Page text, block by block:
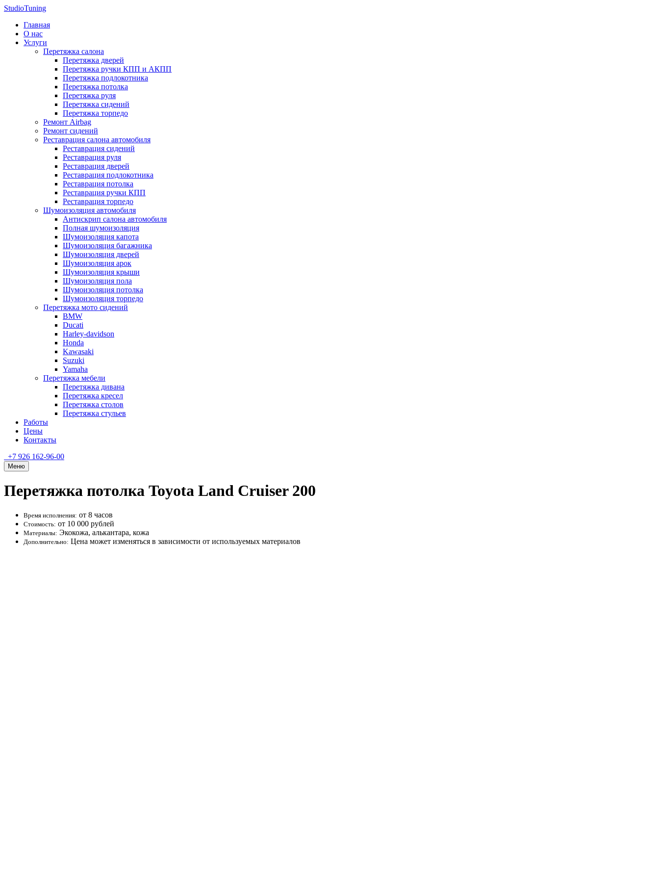
StudioTuning
Главная
О нас
Услуги
Перетяжка салона
Перетяжка дверей
Перетяжка ручки КПП и АКПП
Перетяжка подлокотника
Перетяжка потолка
Перетяжка руля
Перетяжка сидений
Перетяжка торпедо
Ремонт Airbag
Ремонт сидений
Реставрация салона автомобиля
Реставрация сидений
Реставрация руля
Реставрация дверей
Реставрация подлокотника
Реставрация потолка
Реставрация ручки КПП
Реставрация торпедо
Шумоизоляция автомобиля
Антискрип салона автомобиля
Полная шумоизоляция
Шумоизоляция капота
Шумоизоляция багажника
Шумоизоляция дверей
Шумоизоляция арок
Шумоизоляция крыши
Шумоизоляция пола
Шумоизоляция потолка
Шумоизоляция торпедо
Перетяжка мото сидений
BMW
Ducati
Harley-davidson
Honda
Kawasaki
Suzuki
Yamaha
Перетяжка мебели
Перетяжка дивана
Перетяжка кресел
Перетяжка столов
Перетяжка стульев
Работы
Цены
Контакты
+7 926 162-96-00
Меню
Перетяжка потолка Toyota Land Cruiser 200
Время исполнения: от 8 часов
Стоимость: от 10 000 рублей
Материалы: Экокожа, алькантара, кожа
Дополнительно: Цена может изменяться в зависимости от используемых материалов